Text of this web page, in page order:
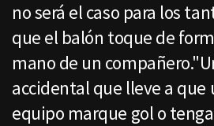
no será el caso para los
que el balón toque de
mano de un
accidental que lleve a que
equipo marque gol o